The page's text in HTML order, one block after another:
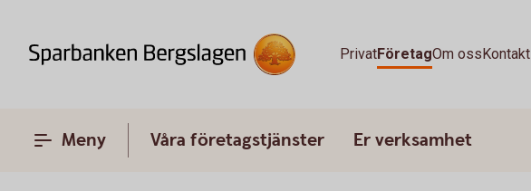
PrivatFöretagOm ossKontakt
Meny Våra företagstjänster Er verksamhet